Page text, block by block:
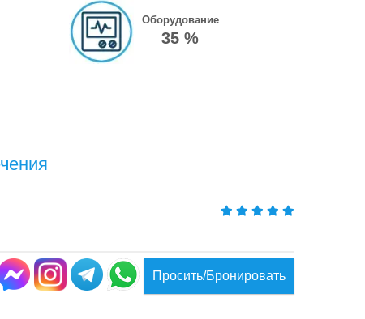
Оборудование
35 %
Просить/Бронировать